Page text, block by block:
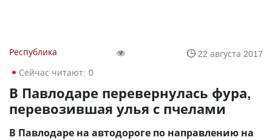
Республика
22 августа 2017
Сейчас читают: 0
В Павлодаре перевернулась фура,
перевозившая улья с пчелами
В Павлодаре на автодороге по направлению на